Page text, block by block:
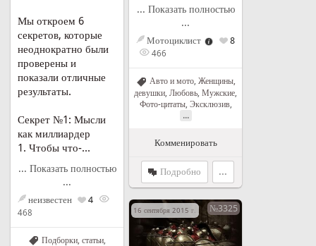
Мы откроем 6
секретов, которые
неоднократно были
проверены и
показали отличные
результаты.
Секрет №1: Мысли
как миллиардер
1. Чтобы что-...
... Показать полностью
...
неизвестен 4
468
Подборки, статьи
... Показать полностью
...
Мотоциклист 8
466
Авто и мото, Женщины,
девушки Любовь Мужские
Фото-цитаты, Эксклюзив,
...
Комменировать
Подробно ...
16 сентября 2015 г. в 22:13№3325